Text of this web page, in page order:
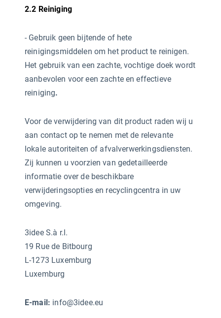
2.2 Reiniging
- Gebruik geen bijtende of hete
reinigingsmiddelen om het product te reinigen.
Het gebruik van een zachte, vochtige doek wordt
aanbevolen voor een zachte en effectieve
reiniging.
Voor de verwijdering van dit product raden wij u
aan contact op te nemen met de relevante
lokale autoriteiten of afvalverwerkingsdiensten.
Zij kunnen u voorzien van gedetailleerde
informatie over de beschikbare
verwijderingsopties en recyclingcentra in uw
omgeving.
3idee S.à r.l.
19 Rue de Bitbourg
L-1273 Luxemburg
Luxemburg
E-mail: info@3idee.eu